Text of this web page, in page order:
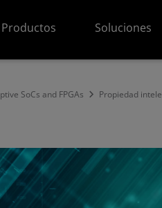
Productos
Soluciones
SoCs and FPGAs Propiedad